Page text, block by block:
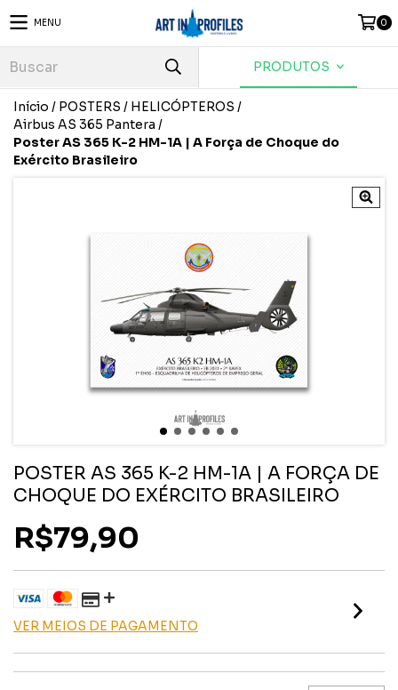
MENU 0
PRODUTOS
Início / POSTERS / HELICÓPTEROS /
Airbus AS 365 Pantera /
Poster AS 365 K-2 HM-1A | A Força de Choque do
Exército Brasileiro
POSTER AS 365 K-2 HM-1A | A FORÇA DE
CHOQUE DO EXÉRCITO BRASILEIRO
R$79,90
VER MEIOS DE PAGAMENTO